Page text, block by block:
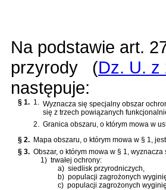
Na podstawie art.
przyrody
(Dz. U. z
następuje:
§ 1. 1. Wyznacza się specjalny obszar
się z trzech powiązanych
2. Granica obszaru, o którym mowa w
§ 2. Mapa obszaru, o którym mowa w § 1,
§ 3. Obszar, o którym mowa w § 1, wyznacza
1) trwałej ochrony:
a) siedlisk przyrodniczych,
b) populacji zagrożonych
c) populacji zagrożonych